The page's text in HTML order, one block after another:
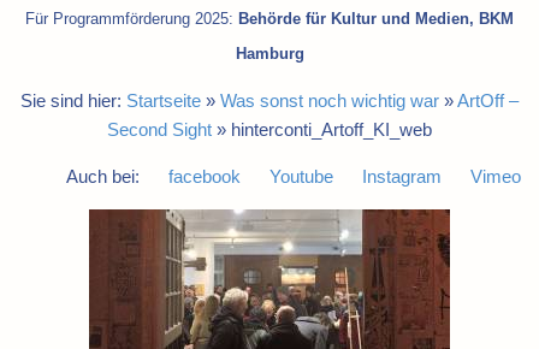
Für Programmförderung 2025: Behörde für Kultur und Medien, BKM
Hamburg
Sie sind hier: Startseite » Was sonst noch wichtig war »ArtOff –
Second Sight » hinterconti_Artoff_KI_web
Auch bei: facebook Youtube Instagram Vimeo